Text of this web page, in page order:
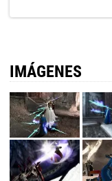
IMÁGENES